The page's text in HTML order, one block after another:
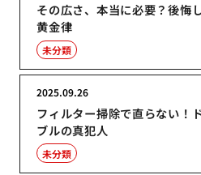
その広さ、本当に必要？後悔
黄金律
未分類
フィルター掃除で直らない！
ブルの真犯人
2025.09.26
未分類